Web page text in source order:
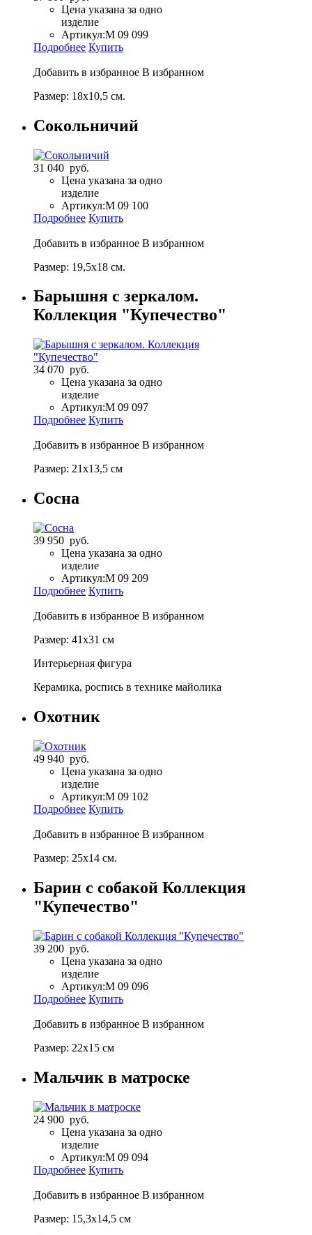
Цена указана за одно
изделие
Артикул:M 09 099
Подробнее Купить
Добавить в избранное В избранном
Размер: 18х10,5 см.
Сокольничий
31 040 руб.
Цена указана за одно
изделие
Артикул:M 09 100
Подробнее Купить
Добавить в избранное В избранном
Размер: 19,5х18 см.
Барышня с зеркалом.
Коллекция "Купечество"
34 070 руб.
Цена указана за одно
изделие
Артикул:M 09 097
Подробнее Купить
Добавить в избранное В избранном
Размер: 21х13,5 см
Сосна
39 950 руб.
Цена указана за одно
изделие
Артикул:M 09 209
Подробнее Купить
Добавить в избранное В избранном
Размер: 41х31 см
Интерьерная фигура
Керамика, роспись в технике майолика
Охотник
49 940 руб.
Цена указана за одно
изделие
Артикул:M 09 102
Подробнее Купить
Добавить в избранное В избранном
Размер: 25х14 см.
Барин с собакой Коллекция
"Купечество"
39 200 руб.
Цена указана за одно
изделие
Артикул:M 09 096
Подробнее Купить
Добавить в избранное В избранном
Размер: 22х15 см
Мальчик в матроске
24 900 руб.
Цена указана за одно
изделие
Артикул:M 09 094
Подробнее Купить
Добавить в избранное В избранном
Размер: 15,3х14,5 см